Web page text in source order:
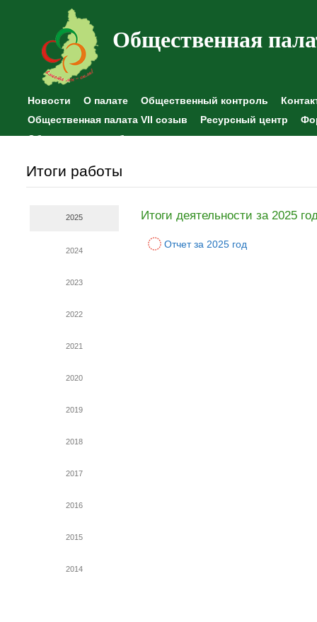
Общественная
Новости О палате Общественный контроль
Общественная палата VII созыв
Ресурсный центр
Общественные наблюдения
Итоги работы
2025
2024
2023
2022
2021
2020
2019
2018
2017
2016
2015
2014
Итоги деятельности за 2025
Отчет за 2025 год